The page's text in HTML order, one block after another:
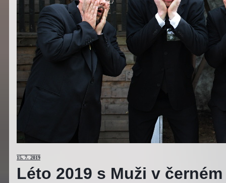
15. 7. 2019
Léto 2019 s Muži v